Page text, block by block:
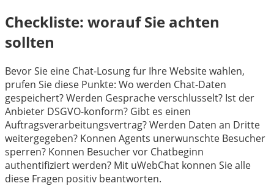
Checkliste: worauf Sie achten
sollten
Bevor Sie eine Chat-Losung fur Ihre Website wahlen,
prufen Sie diese Punkte: Wo werden Chat-Daten
gespeichert? Werden Gesprache verschlusselt? Ist der
Anbieter DSGVO-konform? Gibt es einen
Auftragsverarbeitungsvertrag? Werden Daten an Dritte
weitergegeben? Konnen Agents unerwunschte Besucher
sperren? Konnen Besucher vor Chatbeginn
authentifiziert werden? Mit uWebChat konnen Sie alle
diese Fragen positiv beantworten.